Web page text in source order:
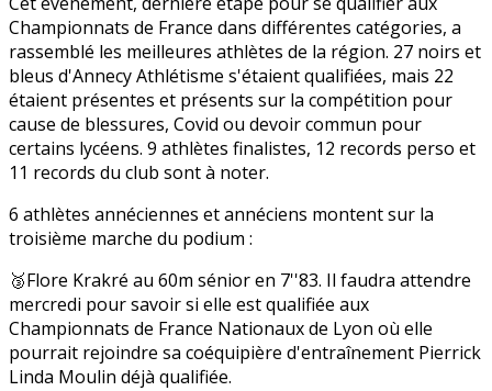
Championnats de France dans différentes catégories, a
rassemblé les meilleures athlètes de la région. 27 noirs et
bleus d'Annecy Athlétisme s'étaient qualifiées, mais 22
étaient présentes et présents sur la compétition pour
cause de blessures, Covid ou devoir commun pour
certains lycéens. 9 athlètes finalistes, 12 records perso et
11 records du club sont à noter.
6 athlètes annéciennes et annéciens montent sur la
troisième marche du podium :
🥉Flore Krakré au 60m sénior en 7''83. Il faudra attendre
mercredi pour savoir si elle est qualifiée aux
Championnats de France Nationaux de Lyon où elle
pourrait rejoindre sa coéquipière d'entraînement Pierrick
Linda Moulin déjà qualifiée.